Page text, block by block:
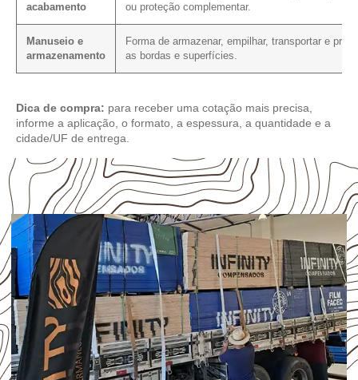
acabamento
ou proteção complementar.
Manuseio e
armazenamento
Forma de armazenar, empilhar, transportar e
as bordas e superfícies.
Dica de compra: para receber uma cotação mais precisa,
informe a aplicação, o formato, a espessura, a quantidade e a
cidade/UF de entrega.